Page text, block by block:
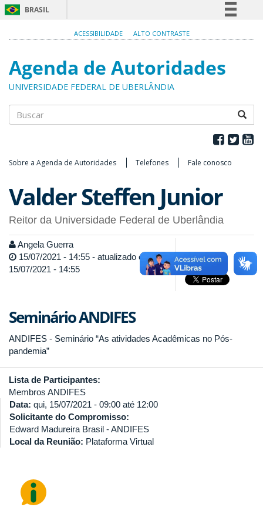
BRASIL
Participe
Acesso à informação
ACESSIBILIDADE ALTO CONTRASTE
Agenda de Autoridades
UNIVERSIDADE FEDERAL DE UBERLÂNDIA
Sobre a Agenda de Autoridades Telefones Fale conosco
Valder Steffen Junior
Reitor da Universidade Federal de Uberlândia
Angela Guerra
15/07/2021 - 14:55 - atualizado em
15/07/2021 - 14:55
Seminário ANDIFES
ANDIFES - Seminário “As atividades Acadêmicas no Pós-
pandemia”
Lista de Participantes:
Membros ANDIFES
Data: qui, 15/07/2021 - 09:00 até 12:00
Solicitante do Compromisso:
Edward Madureira Brasil - ANDIFES
Local da Reunião: Plataforma Virtual